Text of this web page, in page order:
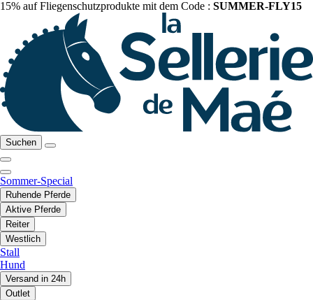
15% auf Fliegenschutzprodukte mit dem Code : SUMMER-FLY15
Suchen
Sommer-Special
Ruhende Pferde
Aktive Pferde
Reiter
Westlich
Stall
Hund
Versand in 24h
Outlet